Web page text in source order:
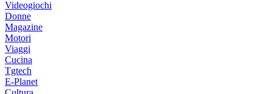
Videogiochi
Donne
Magazine
Motori
Viaggi
Cucina
Tgtech
E-Planet